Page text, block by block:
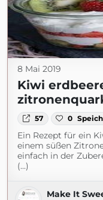
8 Mai 2019
Kiwi
57 0
Ein Rezept für ein
einem süßen
einfach in der
(...)
Make It